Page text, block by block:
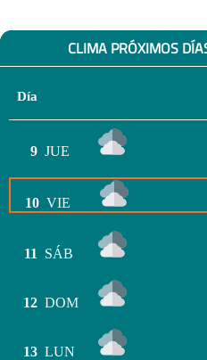
CLIMA PRÓXIMOS
Día
9 JUE
10 VIE
11 SÁB
12 DOM
13 LUN